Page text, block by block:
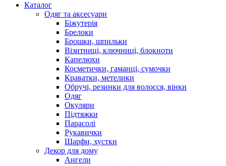
Каталог
Oдяг та аксесуари
Біжутерія
Брелоки
Брошки, шпильки
Візитниці, ключниці, блокноти
Капелюхи
Косметички, гаманці, сумочки
Краватки, метелики
Обручі, резинки для волосся, вінки
Одяг
Окуляри
Підтяжки
Парасолі
Рукавички
Шарфи, хустки
Декор для дому
Ангели